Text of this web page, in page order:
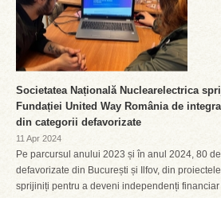
Societatea Națională Nuclearelectrica
Fundației United Way România de
din categorii defavorizate
11 Apr 2024
Pe parcursul anului 2023 și în anul 2024, 80
defavorizate din București și Ilfov, din
sprijiniți pentru a deveni independenți financiar